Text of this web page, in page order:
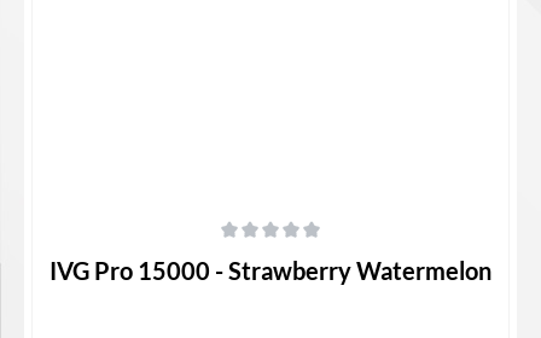
IVG Pro 15000 - Strawberry Watermelon